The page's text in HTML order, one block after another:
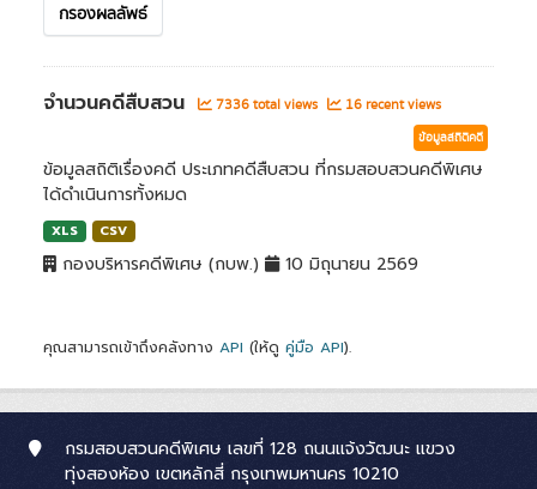
กรองผลลัพธ์
จำนวนคดีสืบสวน 7336 total views 16 recent views
ข้อมูลสถิติคดี
ข้อมูลสถิติเรื่องคดี ประเภทคดีสืบสวน ที่กรมสอบสวนคดีพิเศษ
ได้ดำเนินการทั้งหมด
XLS CSV
กองบริหารคดีพิเศษ (กบพ.) 10 มิถุนายน 2569
คุณสามารถเข้าถึงคลังทาง API (ให้ดู คู่มือ API).
กรมสอบสวนคดีพิเศษ เลขที่ 128 ถนนแจ้งวัฒนะ แขวง
ทุ่งสองห้อง เขตหลักสี่ กรุงเทพมหานคร 10210